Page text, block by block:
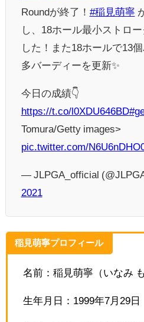
Roundが終了！ #稲見萌寧
し、18ホール最小ストロ
した！また18ホールで13
多バーディーを更新✨
今日の成績👇
https://t.co/l0XDU646BD
Tomura/Getty images>
pic.twitter.com/
— JLPGA_official
2021
稲見萌寧プロフィール
名前：稲見萌寧（いなみ も
生年月日：1999年7月29日